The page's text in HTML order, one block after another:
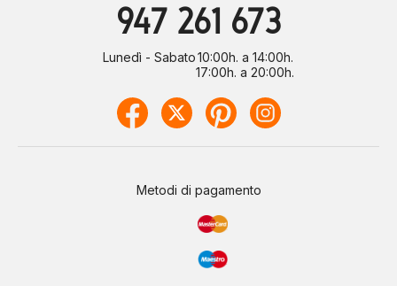
947 261 673
Lunedì - Sabato10:00h. a 14:00h.
17:00h. a 20:00h.
Metodi di pagamento